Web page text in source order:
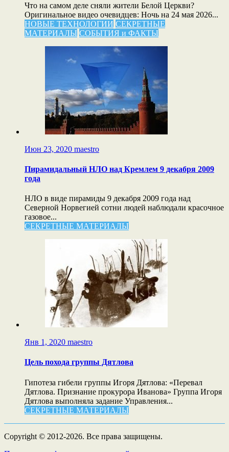
Что на самом деле сняли жители Белой Церкви?
Оригинальное видео очевидцев: Ночь на 24 мая 2026...
НОВЫЕ ТЕХНОЛОГИИ СЕКРЕТНЫЕ
МАТЕРИАЛЫ СОБЫТИЯ и ФАКТЫ
Июн 23, 2020 maestro
Пирамидальный НЛО над Кремлем 9 декабря 2009
года
НЛО в виде пирамиды 9 декабря 2009 года над
Северной Норвегией сотни людей наблюдали красочное
газовое...
СЕКРЕТНЫЕ МАТЕРИАЛЫ
Янв 1, 2020 maestro
Цель похода группы Дятлова
Гипотеза гибели группы Игоря Дятлова: «Перевал
Дятлова. Признание прокурора Иванова» Группа Игоря
Дятлова выполняла задание Управления...
СЕКРЕТНЫЕ МАТЕРИАЛЫ
Copyright © 2012-2026. Все права защищены.